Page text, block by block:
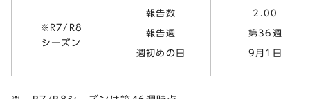
※ R7/R8
シーズン
報告数 2.00
報告週 第36週
週初めの日 9月1日